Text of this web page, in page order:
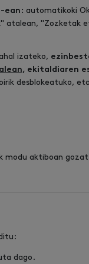
ean: automatikoki
atalean, "Zozketak
izateko,
, ekitaldiaren
desblokeatuko,
modu aktiboan
dago.